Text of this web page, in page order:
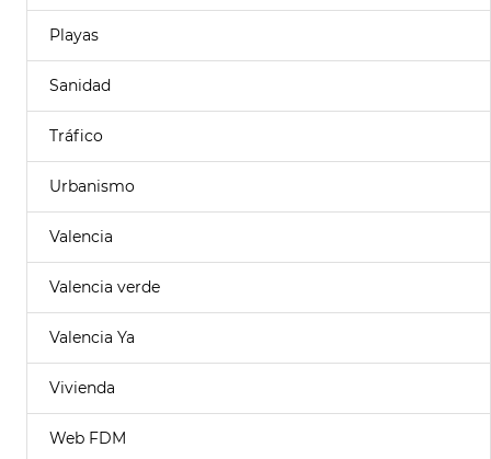
Playas
Sanidad
Tráfico
Urbanismo
Valencia
Valencia verde
Valencia Ya
Vivienda
Web FDM